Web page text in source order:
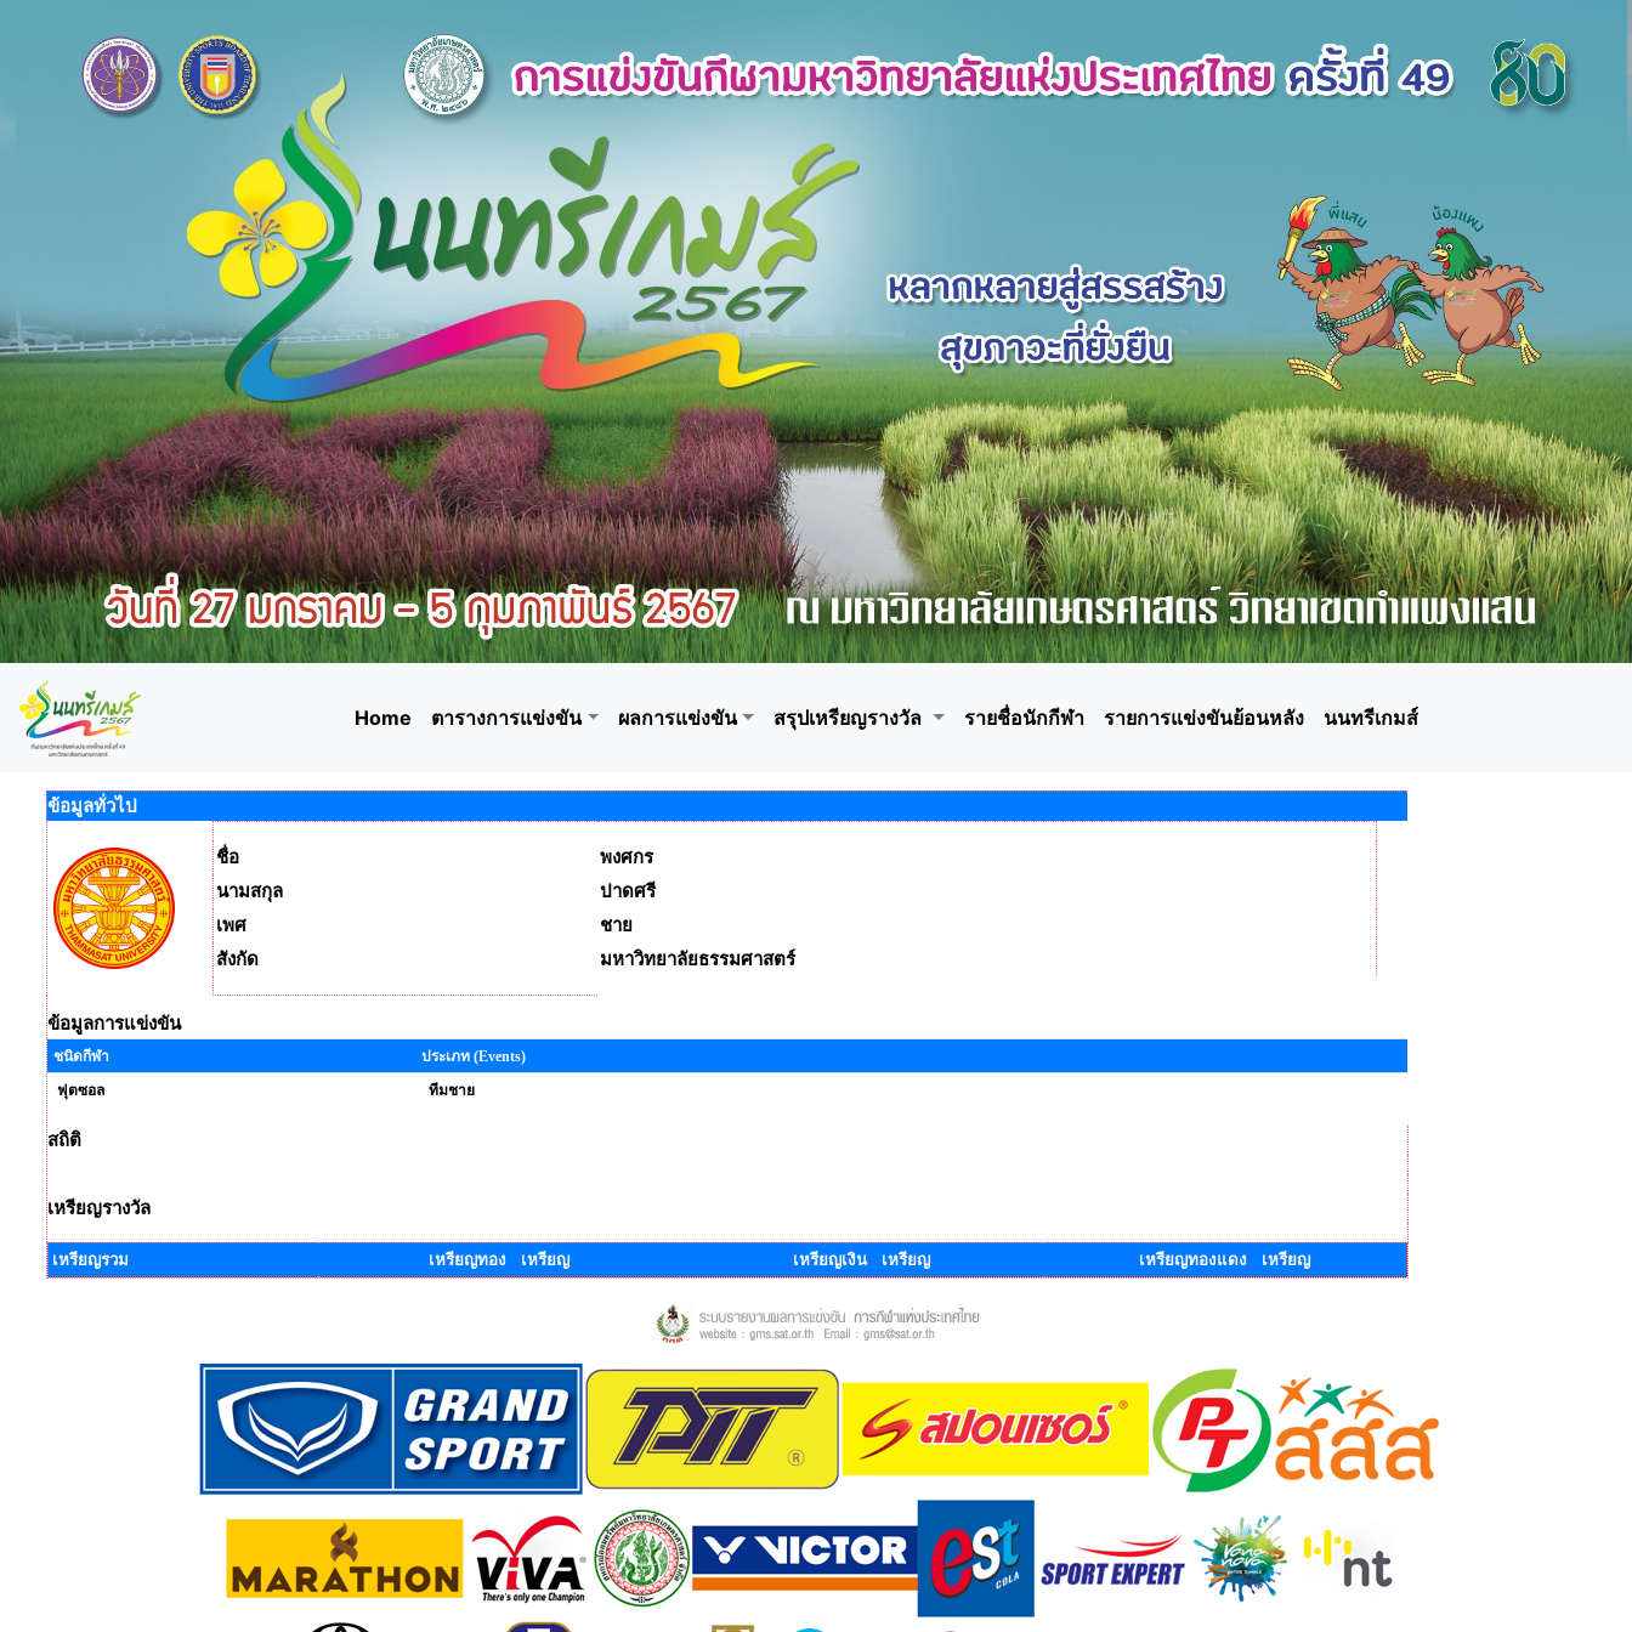
Home ตารางการแข่งขัน ผลการแข่งขัน สรุปเหรียญรางวัล รายชื่อนักกีฬา รายการแข่งขันย้อนหลัง นนทรีเกมส์
ข้อมูลทั่วไป
ชื่อ
พงศกร
นามสกุล
ปาดศรี
เพศ
ชาย
สังกัด
มหาวิทยาลัยธรรมศาสตร์
ข้อมูลการแข่งขัน
ชนิดกีฬา
ประเภท (Events)
ฟุตซอล
ทีมชาย
สถิติ
เหรียญรางวัล
เหรียญรวม เหรียญทอง เหรียญ เหรียญเงิน เหรียญ เหรียญทองแดง เหรียญ